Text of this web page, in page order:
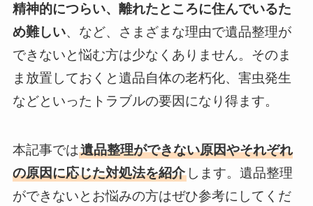
精神的につらい、離れたところに住んでいるた
め難しい、など、さまざまな理由で遺品整理が
できないと悩む方は少なくありません。そのま
ま放置しておくと遺品自体の老朽化、害虫発生
などといったトラブルの要因になり得ます。
本記事では遺品整理ができない原因やそれぞれ
の原因に応じた対処法を紹介します。遺品整理
ができないとお悩みの方はぜひ参考にしてくだ